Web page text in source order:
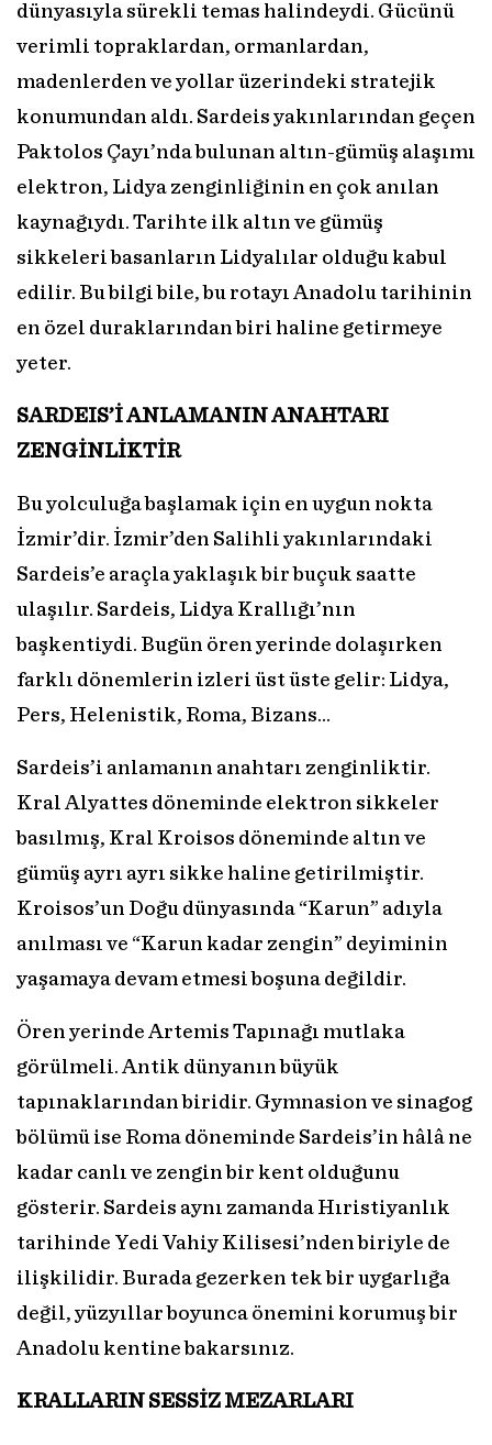
dünyasıyla sürekli temas halindeydi. Gücünü
verimli topraklardan, ormanlardan,
madenlerden ve yollar üzerindeki stratejik
konumundan aldı. Sardeis yakınlarından geçen
Paktolos Çayı’nda bulunan altın-gümüş alaşımı
elektron, Lidya zenginliğinin en çok anılan
kaynağıydı. Tarihte ilk altın ve gümüş
sikkeleri basanların Lidyalılar olduğu kabul
edilir. Bu bilgi bile, bu rotayı Anadolu tarihinin
en özel duraklarından biri haline getirmeye
yeter.
SARDEIS’İ ANLAMANINANAHTARI
ZENGİNLİKTİR
Bu yolculuğa başlamak için en uygun nokta
İzmir’dir. İzmir’den Salihli yakınlarındaki
Sardeis’e araçla yaklaşık bir buçuk saatte
ulaşılır. Sardeis, Lidya Krallığı’nın
başkentiydi. Bugün ören yerinde dolaşırken
farklı dönemlerin izleri üst üste gelir: Lidya,
Pers, Helenistik, Roma, Bizans…
Sardeis’i anlamanın anahtarı zenginliktir.
Kral Alyattes döneminde elektron sikkeler
basılmış, Kral Kroisos döneminde altın ve
gümüş ayrı ayrı sikke haline getirilmiştir.
Kroisos’un Doğu dünyasında “Karun” adıyla
anılması ve “Karun kadar zengin” deyiminin
yaşamaya devam etmesi boşuna değildir.
Ören yerinde Artemis Tapınağı mutlaka
görülmeli. Antik dünyanın büyük
tapınaklarından biridir. Gymnasion ve sinagog
bölümü ise Roma döneminde Sardeis’in hâlâ ne
kadar canlı ve zengin bir kent olduğunu
gösterir. Sardeis aynı zamanda Hıristiyanlık
tarihinde Yedi Vahiy Kilisesi’nden biriyle de
ilişkilidir. Burada gezerken tek bir uygarlığa
değil, yüzyıllar boyunca önemini korumuş bir
Anadolu kentine bakarsınız.
KRALLARIN SESSİZ MEZARLARI